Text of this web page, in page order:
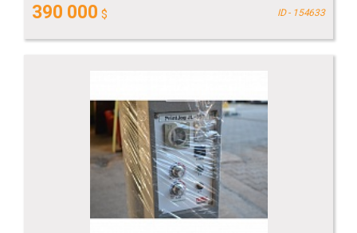
390 000 $ ID - 154633